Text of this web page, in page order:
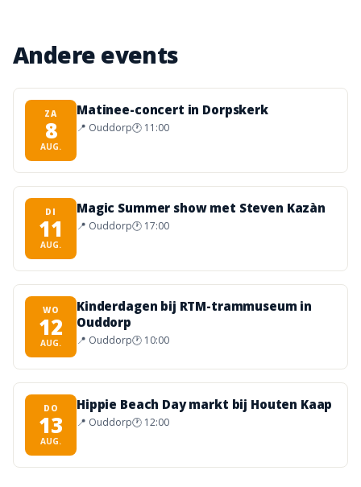
Andere events
ZA
8
AUG.
Matinee-concert in Dorpskerk
📍 Ouddorp🕐 11:00
DI
11
AUG.
Magic Summer show met Steven Kazàn
📍 Ouddorp🕐 17:00
WO
12
AUG.
Kinderdagen bij RTM-trammuseum in
Ouddorp
📍 Ouddorp🕐 10:00
DO
13
AUG.
Hippie Beach Day markt bij Houten Kaap
📍 Ouddorp🕐 12:00